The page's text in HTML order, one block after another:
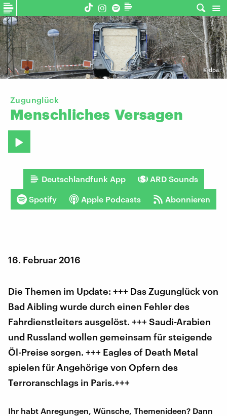
©dpa
Zugunglück
Menschliches Versagen
Deutschlandfunk App ARD Sounds
Spotify Apple Podcasts Abonnieren
16. Februar 2016
Die Themen im Update: +++ Das Zugunglück von
Bad Aibling wurde durch einen Fehler des
Fahrdienstleiters ausgelöst. +++ Saudi-Arabien
und Russland wollen gemeinsam für steigende
Öl-Preise sorgen. +++ Eagles of Death Metal
spielen für Angehörige von Opfern des
Terroranschlags in Paris.+++
Ihr habt Anregungen, Wünsche, Themenideen? Dann